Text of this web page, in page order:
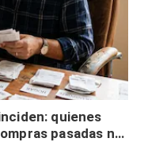
quienes
pasadas no
necesidad de